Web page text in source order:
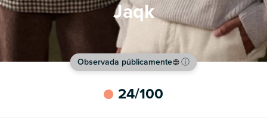
Jaqk
Observada públicamente ⓘ
24/100